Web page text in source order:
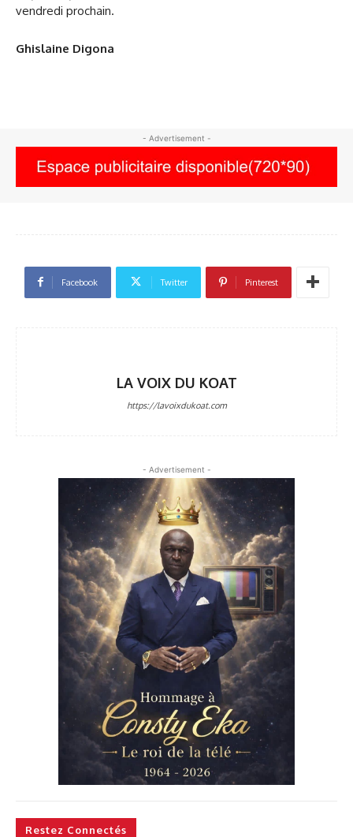
vendredi prochain.
Ghislaine Digona
- Advertisement -
Facebook Twitter Pinterest
LA VOIX DU KOAT
https://lavoixdukoat.com
- Advertisement -
Restez Connectés